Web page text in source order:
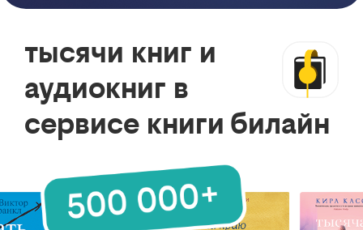
тысячи книг и
аудиокниг в
сервисе книги билайн